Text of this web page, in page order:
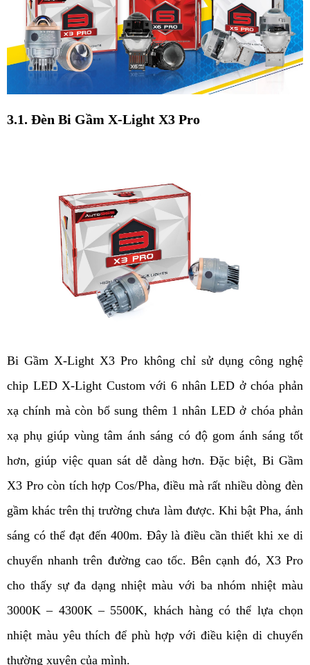
3.1. Đèn Bi Gầm X-Light X3 Pro
Bi Gầm X-Light X3 Pro không chỉ sử dụng công nghệ
chip LED X-Light Custom với 6 nhân LED ở chóa phản
xạ chính mà còn bổ sung thêm 1 nhân LED ở chóa phản
xạ phụ giúp vùng tâm ánh sáng có độ gom ánh sáng tốt
hơn, giúp việc quan sát dễ dàng hơn. Đặc biệt, Bi Gầm
X3 Pro còn tích hợp Cos/Pha, điều mà rất nhiều dòng đèn
gầm khác trên thị trường chưa làm được. Khi bật Pha, ánh
sáng có thể đạt đến 400m. Đây là điều cần thiết khi xe di
chuyển nhanh trên đường cao tốc. Bên cạnh đó, X3 Pro
cho thấy sự đa dạng nhiệt màu với ba nhóm nhiệt màu
3000K – 4300K – 5500K, khách hàng có thể lựa chọn
nhiệt màu yêu thích để phù hợp với điều kiện di chuyển
thường xuyên của mình.